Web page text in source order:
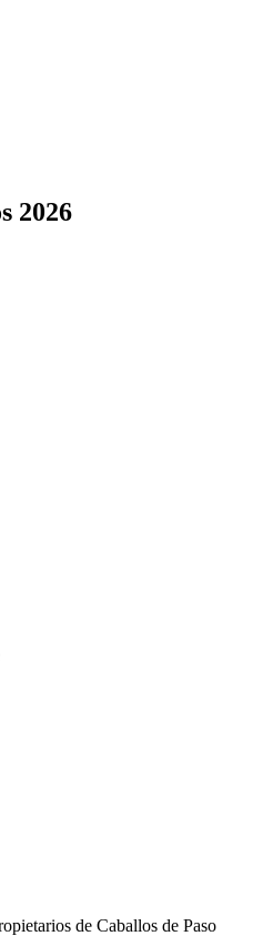
2026
de Caballos de Paso